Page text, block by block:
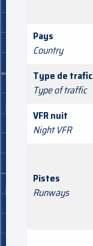
Pays
Country
Type de trafic
Type of traffic
VFR nuit
Night VFR
Pistes
Runways